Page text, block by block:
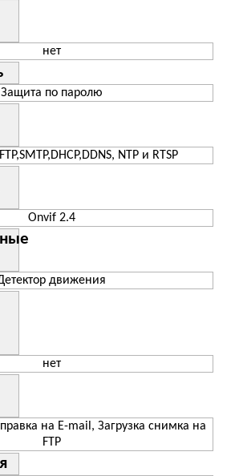
нет
Защита по паролю
NTP и RTSP
Onvif 2.4
движения
нет
на E-mail, Загрузка снимка на
FTP